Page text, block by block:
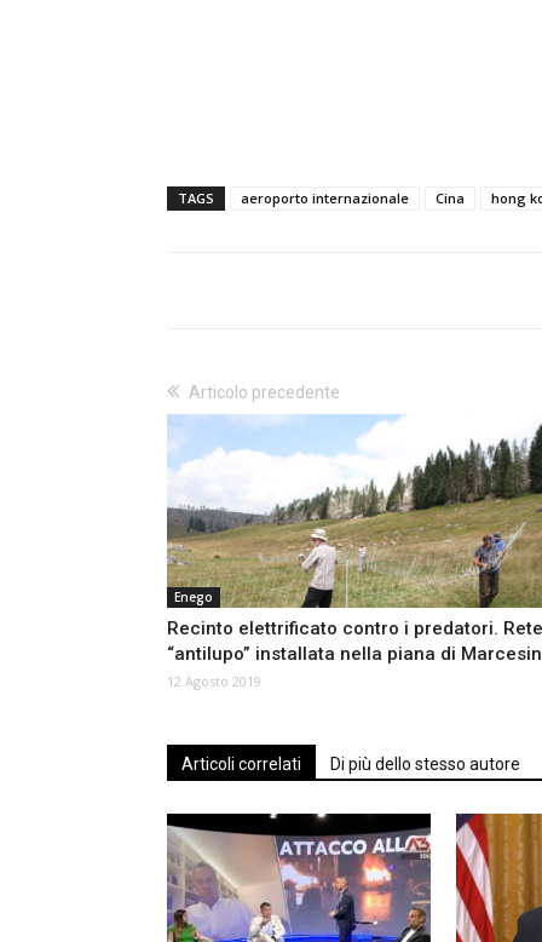
TAGS aeroporto internazionale Cina hong
Articolo precedente
Enego
Recinto elettrificato contro i predatori. Rete
“antilupo” installata nella piana di
12 Agosto 2019
Articoli correlati Di più dello stesso autore